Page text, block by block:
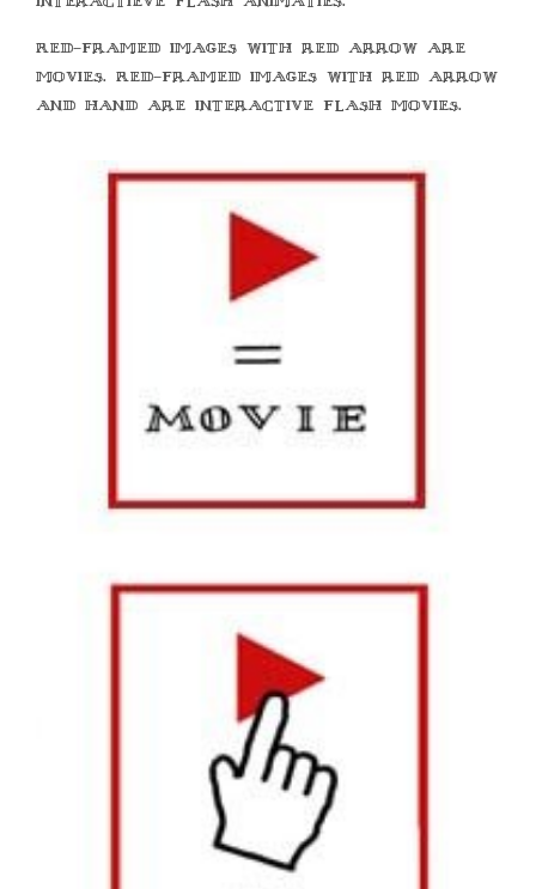
Red-framed images with red arrow are
movies. Red-framed images with red arrow
and hand are interactive flash movies.